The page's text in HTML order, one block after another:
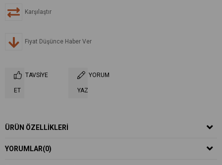
Karşılaştır
Fiyat Düşünce Haber Ver
TAVSIYE
ET
YORUM
YAZ
ÜRÜN ÖZELLIKLERI
YORUMLAR(0)